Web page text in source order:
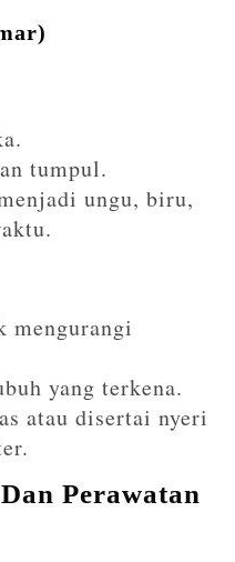
tumpul.
ungu, biru,
mengurangi
yang terkena.
atau disertai nyeri
Perawatan